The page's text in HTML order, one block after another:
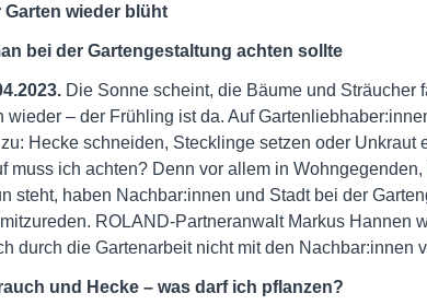
Garten wieder blüht
bei der Gartengestaltung achten sollte
Die Sonne scheint, die Bäume und Sträucher
wieder – der Frühling ist da. Auf
Hecke schneiden, Stecklinge setzen oder Unkraut
muss ich achten? Denn vor allem in
steht, haben Nachbar:innen und Stadt bei der
ROLAND-Partneranwalt Markus Hannen
durch die Gartenarbeit nicht mit den Nachbar:innen
und Hecke – was darf ich pflanzen?